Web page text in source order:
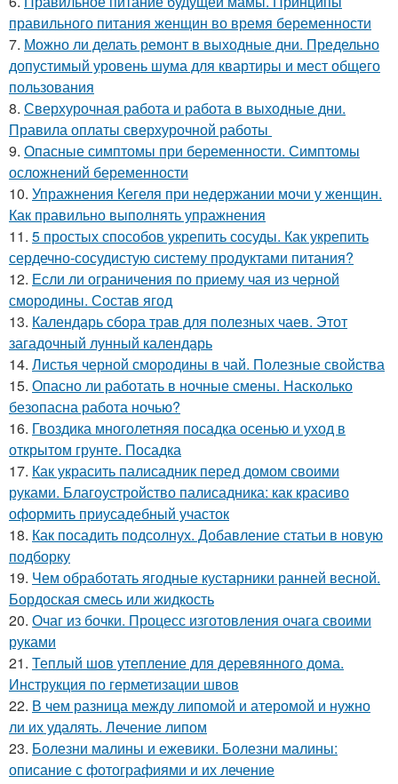
правильного питания женщин во время беременности
7. Можно ли делать ремонт в выходные дни. Предельно
допустимый уровень шума для квартиры и мест общего
пользования
8. Сверхурочная работа и работа в выходные дни.
Правила оплаты сверхурочной работы
9. Опасные симптомы при беременности. Симптомы
осложнений беременности
10. Упражнения Кегеля при недержании мочи у женщин.
Как правильно выполнять упражнения
11. 5 простых способов укрепить сосуды. Как укрепить
сердечно-сосудистую систему продуктами питания?
12. Если ли ограничения по приему чая из черной
смородины. Состав ягод
13. Календарь сбора трав для полезных чаев. Этот
загадочный лунный календарь
14. Листья черной смородины в чай. Полезные свойства
15. Опасно ли работать в ночные смены. Насколько
безопасна работа ночью?
16. Гвоздика многолетняя посадка осенью и уход в
открытом грунте. Посадка
17. Как украсить палисадник перед домом своими
руками. Благоустройство палисадника: как красиво
оформить приусадебный участок
18. Как посадить подсолнух. Добавление статьи в новую
подборку
19. Чем обработать ягодные кустарники ранней весной.
Бордоская смесь или жидкость
20. Очаг из бочки. Процесс изготовления очага своими
руками
21. Теплый шов утепление для деревянного дома.
Инструкция по герметизации швов
22. В чем разница между липомой и атеромой и нужно
ли их удалять. Лечение липом
23. Болезни малины и ежевики. Болезни малины:
описание с фотографиями и их лечение